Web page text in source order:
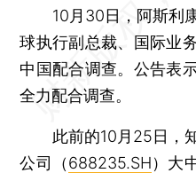
10月30日，阿斯利康
球执行副总裁、国际业
中国配合调查。公告表
全力配合调查。
此前的10月25日，
公司（688235.SH）大